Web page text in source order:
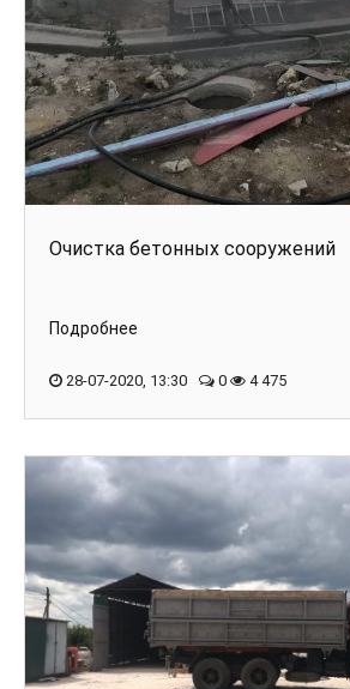
Очистка бетонных сооружений
Подробнее
28-07-2020, 13:30 0 4 475